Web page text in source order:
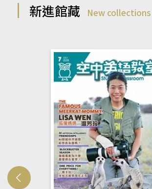
新進館藏 New collections